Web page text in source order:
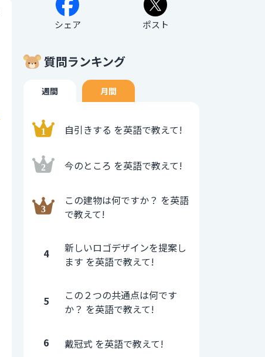
シェア ポスト
質問ランキング
週間 月間
自引きする を英語で教えて!
今のところ を英語で教えて!
この建物は何ですか？ を英語
で教えて!
4
新しいロゴデザインを提案し
ます を英語で教えて!
5
この２つの共通点は何です
か？ を英語で教えて!
6 戴冠式 を英語で教えて!